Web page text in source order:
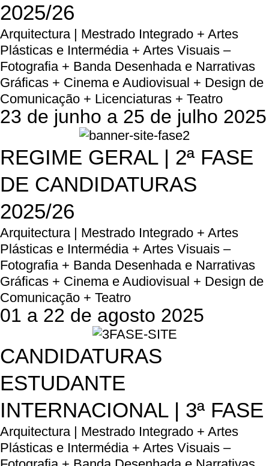
2025/26
Arquitectura | Mestrado Integrado + Artes
Plásticas e Intermédia + Artes Visuais –
Fotografia + Banda Desenhada e Narrativas
Gráficas + Cinema e Audiovisual + Design de
Comunicação + Licenciaturas + Teatro
23 de junho a 25 de julho 2025
REGIME GERAL | 2ª FASE
DE CANDIDATURAS
2025/26
Arquitectura | Mestrado Integrado + Artes
Plásticas e Intermédia + Artes Visuais –
Fotografia + Banda Desenhada e Narrativas
Gráficas + Cinema e Audiovisual + Design de
Comunicação + Teatro
01 a 22 de agosto 2025
CANDIDATURAS
ESTUDANTE
INTERNACIONAL | 3ª FASE
Arquitectura | Mestrado Integrado + Artes
Plásticas e Intermédia + Artes Visuais –